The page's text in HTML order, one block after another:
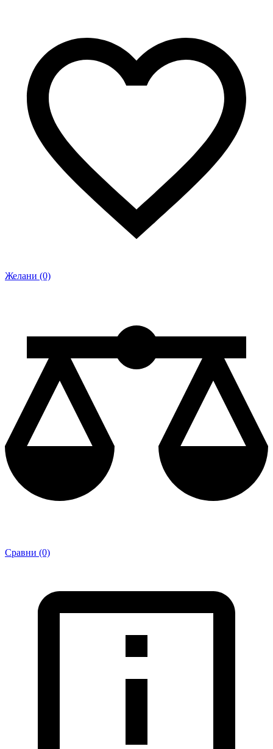
Желани (0)
Сравни (0)